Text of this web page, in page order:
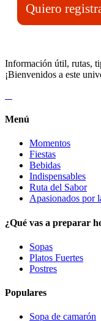
Quiero
Información útil, rutas,
¡Bienvenidos a este
Menú
Momentos
Fiestas
Bebidas
Indispensables
Ruta del Sabor
Apasionados por
¿Qué vas a preparar
Sopas
Platos Fuertes
Postres
Populares
Sopa de camarón